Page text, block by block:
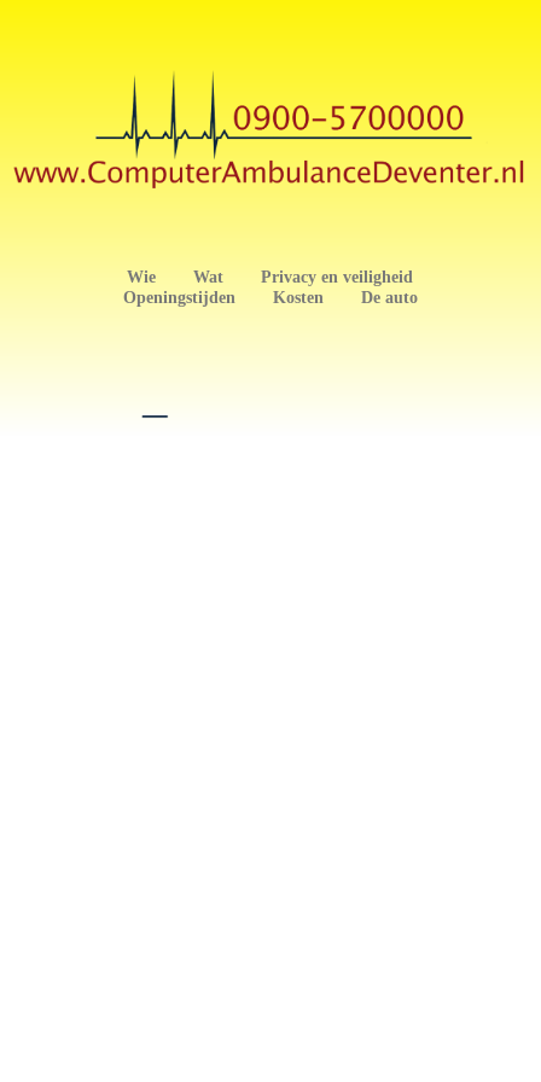
Wie Wat
Privacy en veiligheid
Openingstijden
Kosten De auto